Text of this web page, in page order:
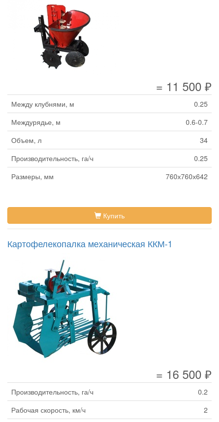
= 11 500 ₽
Между клубнями, м
0.25
Междурядье, м
0.6-0.7
Объем, л
34
Производительность, га/ч
0.25
Размеры, мм
760х760х642
Купить
Картофелекопалка механическая ККМ-1
= 16 500 ₽
Производительность, га/ч
0.2
Рабочая скорость, км/ч
2